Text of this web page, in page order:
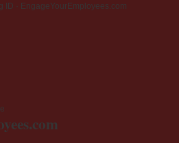
ID · EngageYourEmployees.com
.com